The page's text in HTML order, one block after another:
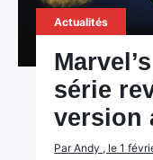
Actualités
série
version
Par Andy , le 1